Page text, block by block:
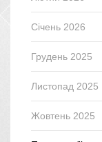
Січень 2026
Грудень 2025
Листопад 2025
Жовтень 2025